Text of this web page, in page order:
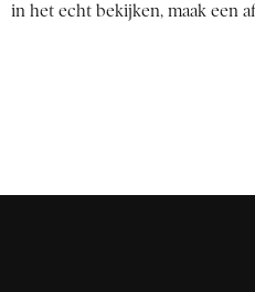
in het echt bekijken, maak een